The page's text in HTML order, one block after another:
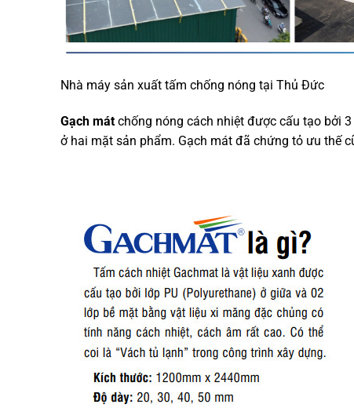
Nhà máy sản xuất tấm chống nóng tại Thủ Đức
Gạch mát chống nóng cách nhiệt được cấu tạo bởi
ở hai mặt sản phẩm. Gạch mát đã chứng tỏ ưu thế